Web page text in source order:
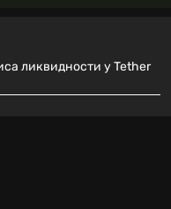
ликвидности у Tether